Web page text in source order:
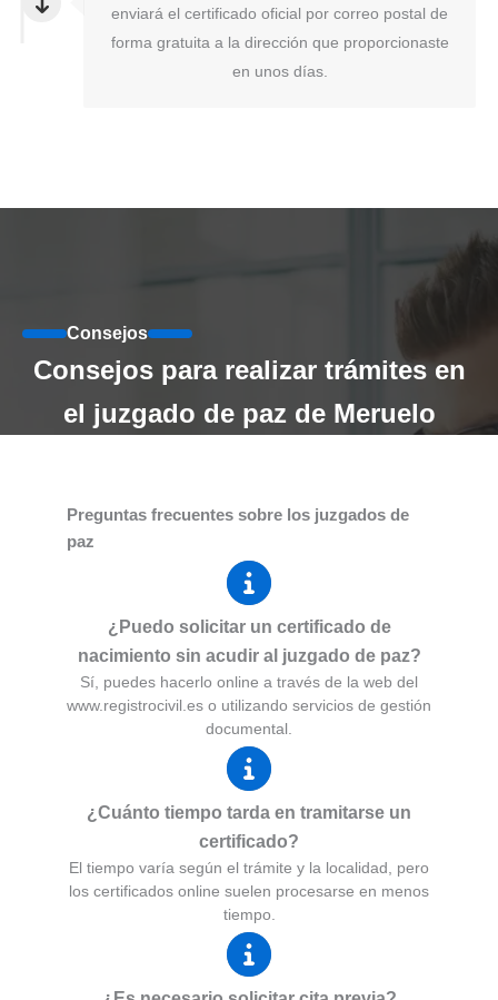
enviará el certificado oficial por correo postal de
forma gratuita a la dirección que proporcionaste
en unos días.
Consejos
Consejos para realizar trámites en
el juzgado de paz de Meruelo
Preguntas frecuentes sobre los juzgados de
paz
¿Puedo solicitar un certificado de
nacimiento sin acudir al juzgado de paz?
Sí, puedes hacerlo online a través de la web del
www.registrocivil.es o utilizando servicios de gestión
documental.
¿Cuánto tiempo tarda en tramitarse un
certificado?
El tiempo varía según el trámite y la localidad, pero
los certificados online suelen procesarse en menos
tiempo.